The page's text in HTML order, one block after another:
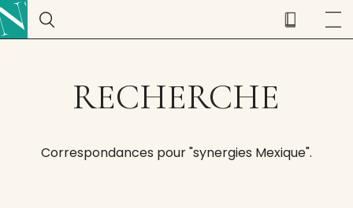
RECHERCHE
Correspondances pour "synergies Mexique".